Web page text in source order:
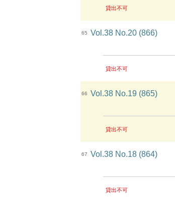
貸出不可
65 Vol.38 No.20 (866)
貸出不可
66 Vol.38 No.19 (865)
貸出不可
67 Vol.38 No.18 (864)
貸出不可